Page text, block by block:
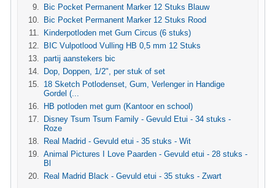
Bic Pocket Permanent Marker 12 Stuks Blauw
Bic Pocket Permanent Marker 12 Stuks Rood
Kinderpotloden met Gum Circus (6 stuks)
BIC Vulpotlood Vulling HB 0,5 mm 12 Stuks
partij aanstekers bic
Dop, Doppen, 1/2", per stuk of set
18 Sketch Potlodenset, Gum, Verlenger in Handige
Gordel (...
HB potloden met gum (Kantoor en school)
Disney Tsum Tsum Family - Gevuld Etui - 34 stuks -
Roze
Real Madrid - Gevuld etui - 35 stuks - Wit
Animal Pictures I Love Paarden - Gevuld etui - 28 stuks -
Bl
Real Madrid Black - Gevuld etui - 35 stuks - Zwart